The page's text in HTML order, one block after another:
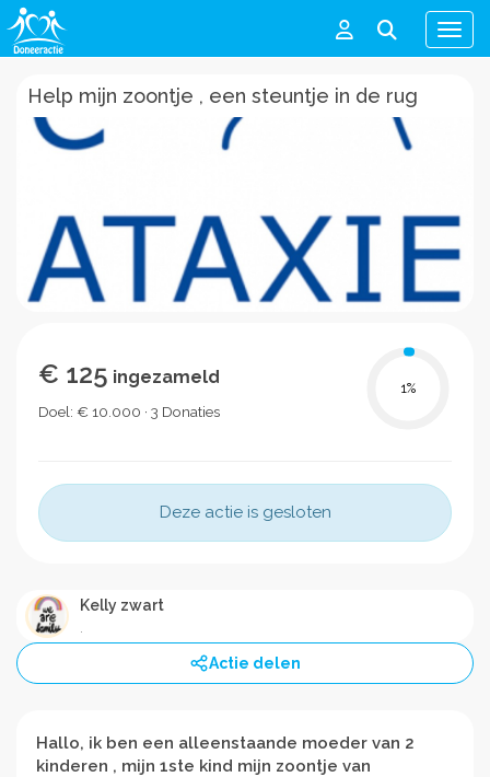
Menu
Help mijn zoontje , een steuntje in de rug
€ 125 ingezameld
Doel: € 10.000 · 3 Donaties
1%
Deze actie is gesloten
Kelly zwart
.
Actie delen
Hallo, ik ben een alleenstaande moeder van 2
kinderen , mijn 1ste kind mijn zoontje van